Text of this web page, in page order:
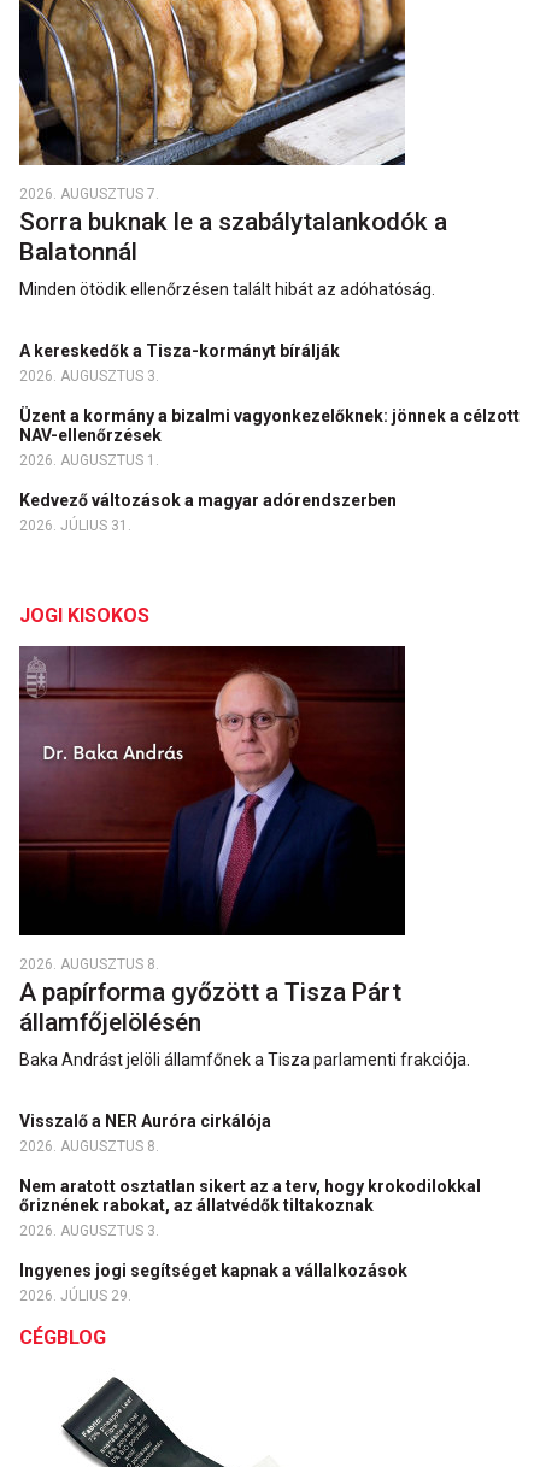
2026. AUGUSZTUS 7.
Sorra buknak le a szabálytalankodók a
Balatonnál
Minden ötödik ellenőrzésen talált hibát az adóhatóság.
A kereskedők a Tisza-kormányt bírálják
2026. AUGUSZTUS 3.
Üzent a kormány a bizalmi vagyonkezelőknek: jönnek a célzott
NAV-ellenőrzések
2026. AUGUSZTUS 1.
Kedvező változások a magyar adórendszerben
2026. JÚLIUS 31.
JOGI KISOKOS
2026. AUGUSZTUS 8.
A papírforma győzött a Tisza Párt
államfőjelölésén
Baka Andrást jelöli államfőnek a Tisza parlamenti frakciója.
Visszalő a NER Auróra cirkálója
2026. AUGUSZTUS 8.
Nem aratott osztatlan sikert az a terv, hogy krokodilokkal
őriznének rabokat, az állatvédők tiltakoznak
2026. AUGUSZTUS 3.
Ingyenes jogi segítséget kapnak a vállalkozások
2026. JÚLIUS 29.
CÉGBLOG